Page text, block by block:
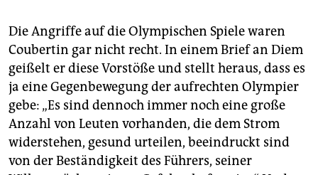
Die Angriffe auf die Olympischen Spiele waren
Coubertin gar nicht recht. In einem Brief an Diem
geißelt er diese Vorstöße und stellt heraus, dass es
ja eine Gegenbewegung der aufrechten Olympier
gebe: „Es sind dennoch immer noch eine große
Anzahl von Leuten vorhanden, die dem Strom
widerstehen, gesund urteilen, beeindruckt sind
von der Beständigkeit des Führers, seiner